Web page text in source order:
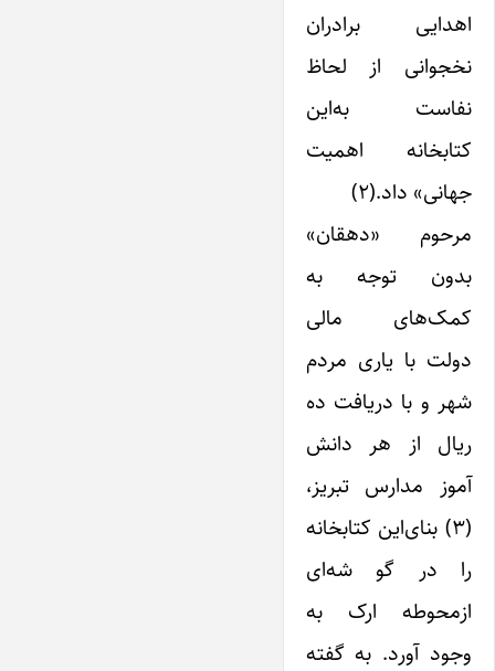
اهدایی برادران
نخجوانی از لحاظ
نفاست به‌این
کتابخانه اهمیت
جهانی» داد.(۲)
مرحوم «دهقان»
بدون توجه به
کمک‌های مالی
دولت با یاری مردم
شهر و با دریافت ده
ریال از هر دانش
آموز مدارس تبریز،
(۳) بنای‌این کتابخانه
را در گو شه‌ای
ازمحوطه ارک به
وجود آورد. به گفته